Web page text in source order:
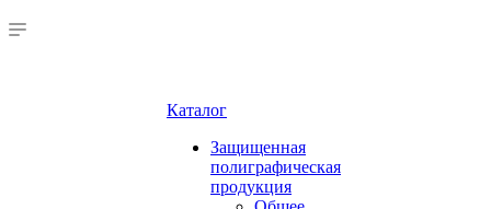
Каталог
Защищенная
полиграфическая
продукция